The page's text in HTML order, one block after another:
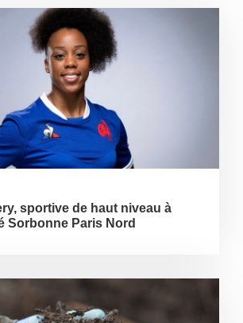
sportive de haut niveau à
Sorbonne Paris Nord